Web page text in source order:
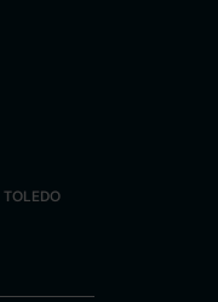
TOLEDO